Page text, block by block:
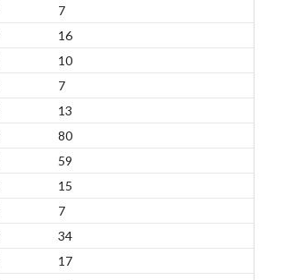
7
16
10
7
13
80
59
15
7
34
17